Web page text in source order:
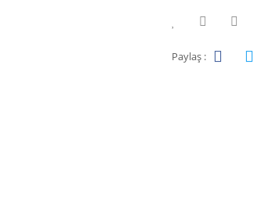
Paylaş :